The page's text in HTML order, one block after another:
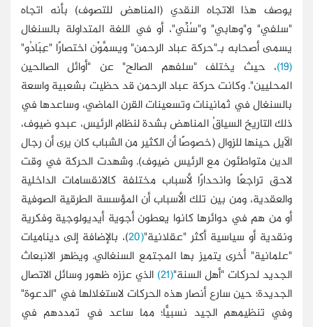
يوصف هذا الاتجاه النقدي (المناهض للتصوف) بأنه اتجاه
"سلفي" و"وهابي" و"سُنِّي"، أو في اللغة المتداولة بالسنغال
يسمى أصحابه بـ"حركة عباد الرحمن" ويسمَّوْن اختصارًا "عِبَادُو"
(19)
، حيث يختلف "سلفهم الصالح" عن "أوائل الصالحين
المحليين". وكانت حركة عباد الرحمن قد حظيت بشعبية واسعة
بالسنغال في ثمانينات وتسعينات القرن الماضي، وساعدها في
ذلك التاريخ السياقُ المناهض بشدة لنظام الرئيس، عبدو ضيوف،
الآيل حينها للزوال (خصوصًا أن الكثير من الشباب كان يرى أن رجال
الدين متواطئون مع الرئيس ضيوف). وشهدت الحركة في وقت
لاحق تراجعًا وانحدارًا لأسباب مختلفة كالانقسامات الداخلية
والعقدية، ومن بين تلك الأسباب أن المؤسسة الطرقية الصوفية
أو من هم في دوائرها كانوا يعطون أجوية أيديولوجية وفكرية
ونقدية أو سياسية أكثر "عقلانية"(20
)، بالإضافة إلى ديناميات
"علمانية" أخرى يتميز بها المجتمع السنغالي. ويظهر الانبعاث
الجديد لحركات "أهل السنة"(21)
الذي عززه ظهور وسائل الاتصال
الجديدة؛ حين سارع أنصار هذه الحركات لاستغلالها في "الدعوة"
وفي تنظيمهم الجيد نسبيًّا؛ مما ساعد في تمددهم في